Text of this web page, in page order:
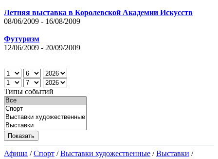
Летняя выставка в Королевской Академии Искусств
08/06/2009 - 16/08/2009
Футуризм
12/06/2009 - 20/09/2009
Типы событий
Афиша /Спорт /Выставки художественные /Выставки /